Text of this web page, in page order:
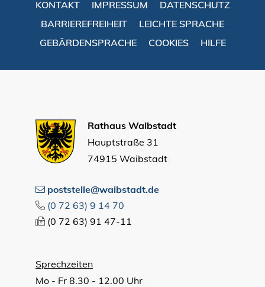
KONTAKT IMPRESSUM
DATENSCHUTZ
BARRIEREFREIHEIT
LEICHTE SPRACHE
GEBÄRDENSPRACHE
COOKIES HILFE
Rathaus Waibstadt
Hauptstraße 31
74915 Waibstadt
poststelle@waibstadt.de
(0 72 63) 9 14 70
(0 72 63) 91 47-11
Sprechzeiten
Mo - Fr 8.30 - 12.00 Uhr